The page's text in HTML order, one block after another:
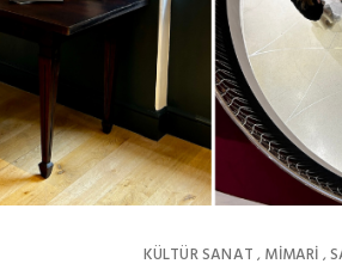
KÜLTÜR SANAT , MIMARI ,